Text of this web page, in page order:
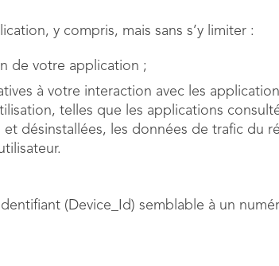
y compris, mais sans s’y limiter :
de votre application ;
à votre interaction avec les
telles que les applications
désinstallées, les données de trafic du
(Device_Id) semblable à un